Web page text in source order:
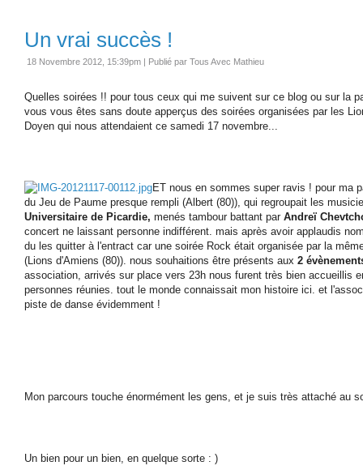
Un vrai succès !
18 Novembre 2012, 15:39pm | Publié par Tous Avec Mathieu
Quelles soirées !! pour tous ceux qui me suivent sur ce blog ou sur la
vous vous êtes sans doute apperçus des soirées organisées par les
Doyen qui nous attendaient ce samedi 17 novembre...
ET nous en sommes super ravis ! pour ma
du Jeu de Paume presque rempli (Albert (80)), qui regroupait les
Universitaire de Picardie, menés tambour battant par Andreï
concert ne laissant personne indifférent. mais après avoir applaudis
du les quitter à l'entract car une soirée Rock était organisée par la
(Lions d'Amiens (80)). nous souhaitions être présents aux 2
association, arrivés sur place vers 23h nous furent très bien accueillis
personnes réunies. tout le monde connaissait mon histoire ici. et
piste de danse évidemment !
Mon parcours touche énormément les gens, et je suis très attaché au
Un bien pour un bien, en quelque sorte : )